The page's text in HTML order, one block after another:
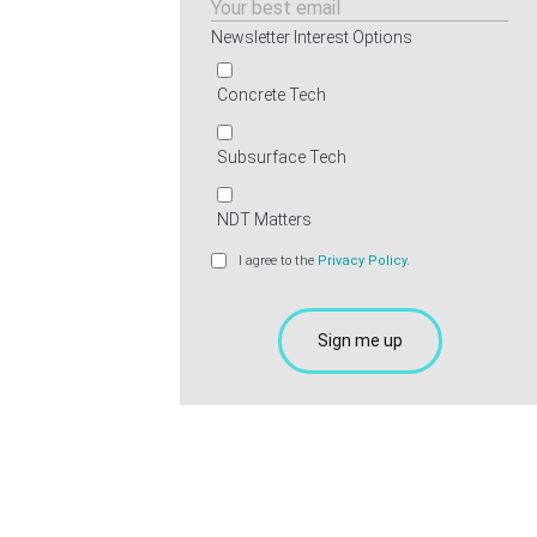
Newsletter Interest Options
Concrete Tech
Subsurface Tech
NDT Matters
I agree to the Privacy Policy.